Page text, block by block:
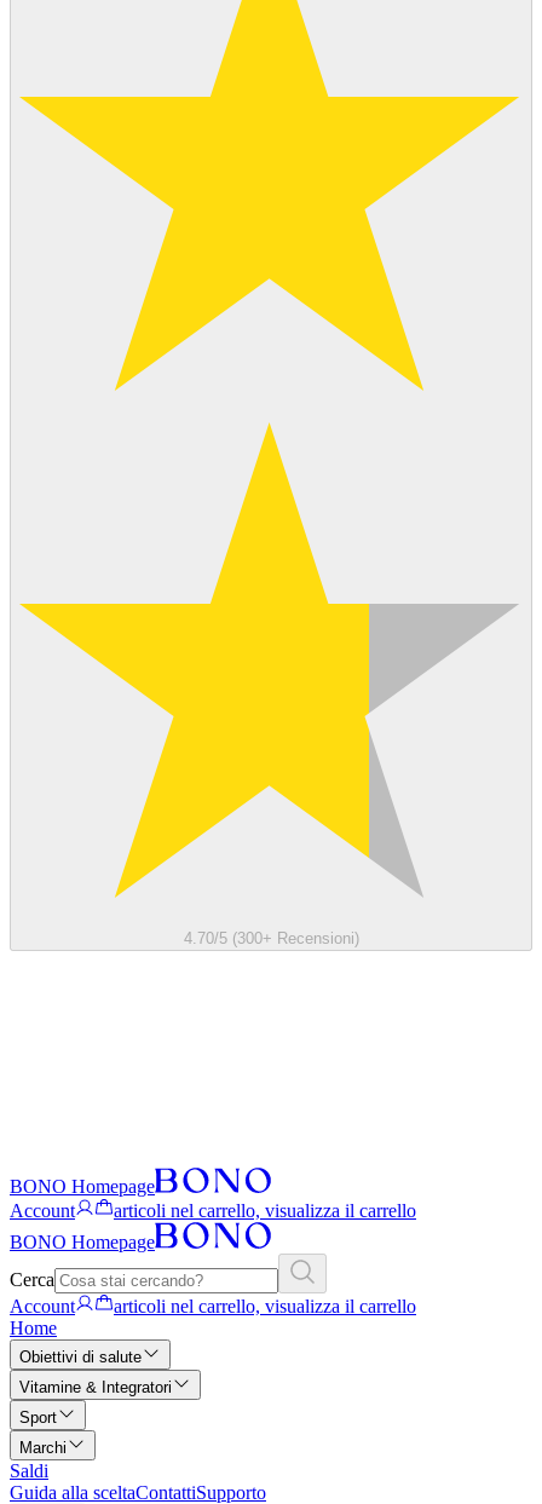
4.70/5 (300+ Recensioni)
BONO Homepage
Account
articoli nel carrello, visualizza il carrello
BONO Homepage
Cerca
Account
articoli nel carrello, visualizza il carrello
Home
Obiettivi di salute
Vitamine & Integratori
Sport
Marchi
Saldi
Guida alla sceltaContattiSupporto